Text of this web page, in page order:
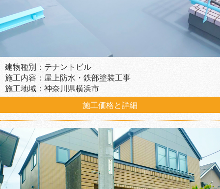
建物種別：テナントビル
施工内容：屋上防水・鉄部塗装工事
施工地域：神奈川県横浜市
施工価格と詳細